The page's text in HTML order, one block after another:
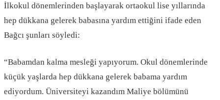
İlkokul dönemlerinden başlayarak ortaokul lise yıllarında
hep dükkana gelerek babasına yardım ettiğini ifade eden
Bağcı şunları söyledi:
“Babamdan kalma mesleği yapıyorum. Okul dönemlerinde
küçük yaşlarda hep dükkana gelerek babama yardım
ediyordum. Üniversiteyi kazandım Maliye bölümünü